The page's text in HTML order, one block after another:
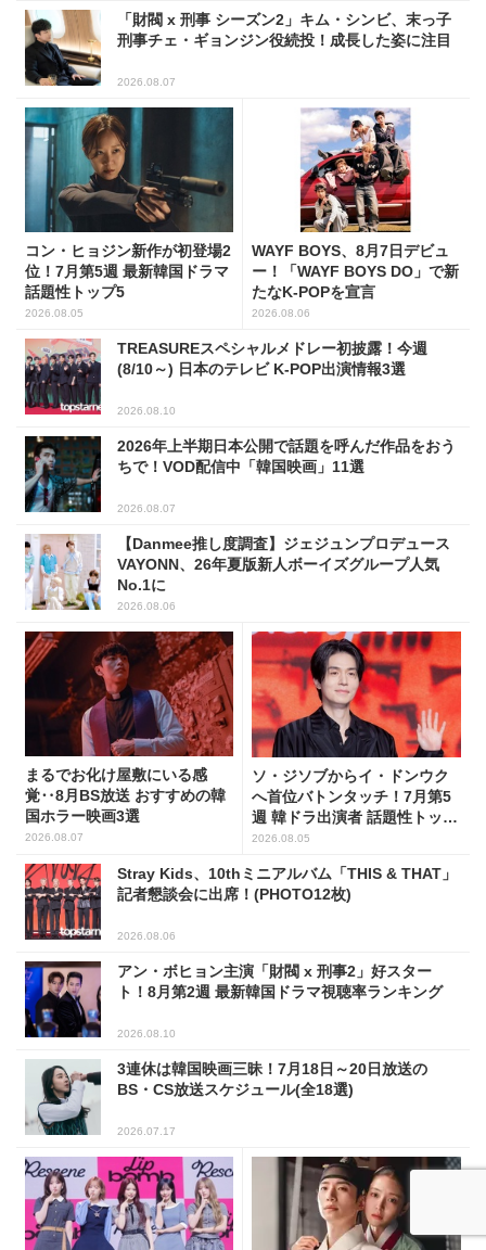
「財閥 x 刑事 シーズン2」キム・シンビ、末っ子
刑事チェ・ギョンジン役続投！成長した姿に注目
2026.08.07
コン・ヒョジン新作が初登場2
位！7月第5週 最新韓国ドラマ
話題性トップ5
2026.08.05
WAYF BOYS、8月7日デビュ
ー！「WAYF BOYS DO」で新
たなK-POPを宣言
2026.08.06
TREASUREスペシャルメドレー初披露！今週
(8/10～) 日本のテレビ K-POP出演情報3選
2026.08.10
2026年上半期日本公開で話題を呼んだ作品をおう
ちで！VOD配信中「韓国映画」11選
2026.08.07
【Danmee推し度調査】ジェジュンプロデュース
VAYONN、26年夏版新人ボーイズグループ人気
No.1に
2026.08.06
まるでお化け屋敷にいる感
覚‥8月BS放送 おすすめの韓
国ホラー映画3選
2026.08.07
ソ・ジソブからイ・ドンウク
へ首位バトンタッチ！7月第5
週 韓ドラ出演者 話題性トップ
5
2026.08.05
Stray Kids、10thミニアルバム「THIS & THAT」
記者懇談会に出席！(PHOTO12枚)
2026.08.06
アン・ボヒョン主演「財閥 x 刑事2」好スター
ト！8月第2週 最新韓国ドラマ視聴率ランキング
2026.08.10
3連休は韓国映画三昧！7月18日～20日放送の
BS・CS放送スケジュール(全18選)
2026.07.17